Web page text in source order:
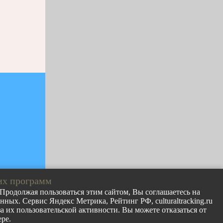
программ
пользоваться этим сайтом, Вы соглашаетесь на
Сервис Яндекс Метрика, Рейтинг РФ, culturaltracking.ru
пользовательской активности. Вы можете отказаться от
с сайта